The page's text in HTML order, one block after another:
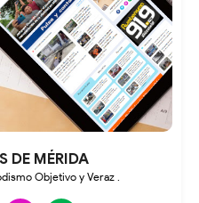
DE MÉRIDA
Objetivo y Veraz .